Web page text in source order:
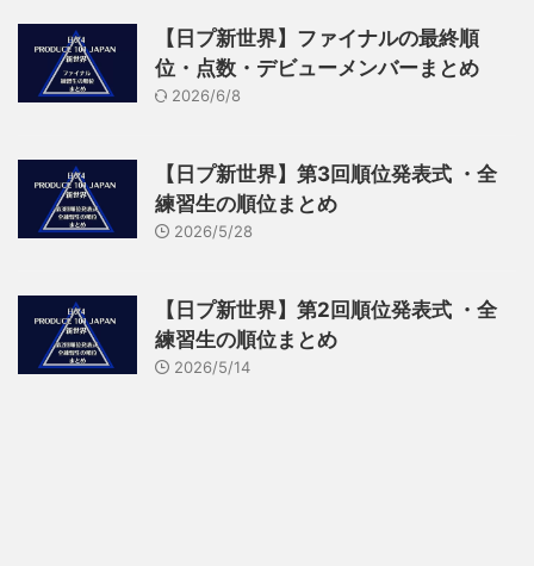
【日プ新世界】ファイナルの最終順
位・点数・デビューメンバーまとめ
2026/6/8
【日プ新世界】第3回順位発表式 ・全
練習生の順位まとめ
2026/5/28
【日プ新世界】第2回順位発表式 ・全
練習生の順位まとめ
2026/5/14